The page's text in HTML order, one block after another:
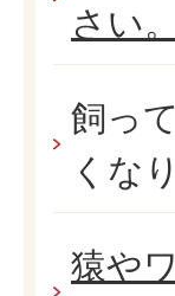
さい。
飼っ
くな
猿や